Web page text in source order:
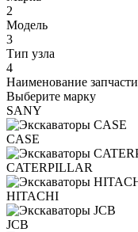
2
Модель
3
Тип узла
4
Наименование запчасти
Выберите марку
SANY
CASE
CATERPILLAR
HITACHI
JCB